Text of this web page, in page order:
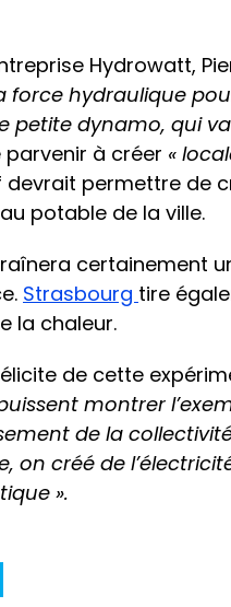
Hydrowatt,
force hydraulique
petite dynamo, qui
parvenir à créer «
devrait permettre de
potable de la ville.
certainement
Strasbourg tire
la chaleur.
de cette
montrer
de la
créé de
».